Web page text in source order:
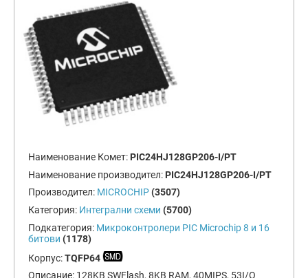
Наименование Комет: PIC24HJ128GP206-I/PT
Наименование производител: PIC24HJ128GP206-I/PT
Производител: MICROCHIP (3507)
Категория: Интегрални схеми (5700)
Подкатегория: Микроконтролери PIC Microchip 8 и 16
битови (1178)
Корпус:TQFP64
Описание: 128KB SWFlash, 8KB RAM, 40MIPS, 53I/O